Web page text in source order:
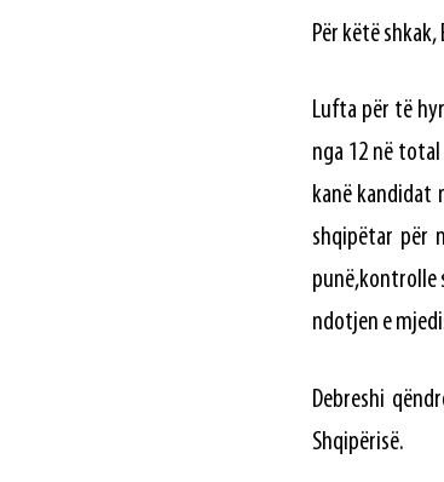
Për këtë
Lufta për të
nga 12 në
kanë kandidat
shqipëtar për
punë,kontrolle
ndotjen e
Debreshi
Shqipërisë.